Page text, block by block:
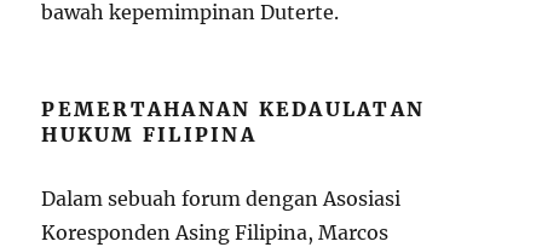
bawah kepemimpinan Duterte.
PEMERTAHANAN KEDAULATAN
HUKUM FILIPINA
Dalam sebuah forum dengan Asosiasi
Koresponden Asing Filipina, Marcos